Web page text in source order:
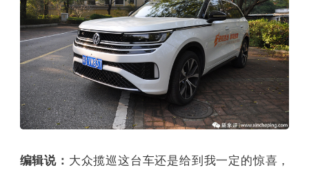
编辑说： 大众揽巡这台车还是给到我一定的惊喜，